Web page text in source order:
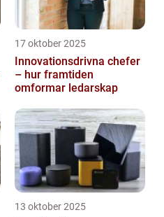
17 oktober 2025
Innovationsdrivna chefer
– hur framtiden
omformar ledarskap
13 oktober 2025